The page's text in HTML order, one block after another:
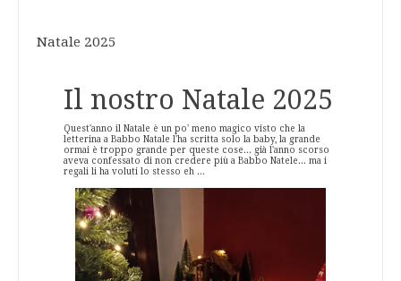
Natale 2025
Il nostro Natale 2025
Quest'anno il Natale è un po' meno magico visto che la
letterina a Babbo Natale l'ha scritta solo la baby, la grande
ormai è troppo grande per queste cose... già l'anno scorso
aveva confessato di non credere più a Babbo Natele... ma i
regali li ha voluti lo stesso eh ...